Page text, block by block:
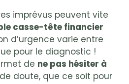
imprévus peuvent vite
casse-tête financier
d’urgence varie entre
pour le diagnostic !
de ne pas hésiter à
doute, que ce soit pour